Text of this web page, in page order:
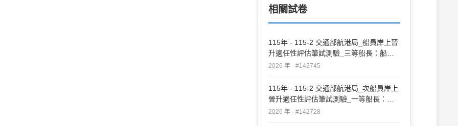
相關試卷
115年 - 115-2 交通部航港局_船員岸上晉
升適任性評估筆試測驗_三等船長：船長
實務#142745
2026 年 · #142745
115年 - 115-2 交通部航港局_次船員岸上
晉升適任性評估筆試測驗_一等船長：船
長實務#142728
2026 年 · #142728